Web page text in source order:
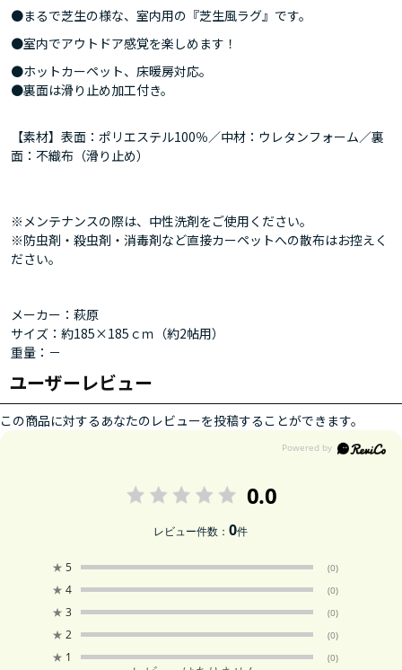
●まるで芝生の様な、室内用の『芝生風ラグ』です。
●室内でアウトドア感覚を楽しめます！
●ホットカーペット、床暖房対応。
●裏面は滑り止め加工付き。
【素材】表面：ポリエステル100％／中材：ウレタンフォーム／裏
面：不織布（滑り止め）
※メンテナンスの際は、中性洗剤をご使用ください。
※防虫剤・殺虫剤・消毒剤など直接カーペットへの散布はお控えく
ださい。
メーカー：萩原
サイズ：約185×185ｃｍ（約2帖用）
重量：－
ユーザーレビュー
この商品に対するあなたのレビューを投稿することができます。
0.0
レビュー件数：0件
★ 5 (0)
★ 4 (0)
★ 3 (0)
★ 2 (0)
★ 1 (0)